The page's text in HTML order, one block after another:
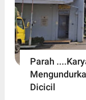
Parah
Dicicil